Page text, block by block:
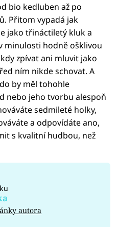
bio kedluben až po
Přitom vypadá jak
jako třináctiletý kluk a
minulosti hodně ošklivou
zpívat ani mluvit jako
ním nikde schovat. A
by měl tohohle
nebo jeho tvorbu alespoň
sedmileté holky,
a odpovídáte ano,
s kvalitní hudbou, než
autora